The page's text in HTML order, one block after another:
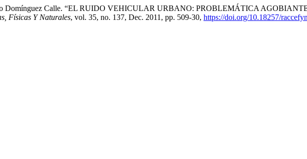
Domínguez Calle. “EL RUIDO VEHICULAR URBANO: PROBLEMÁTICA
Físicas Y Naturales, vol. 35, no. 137, Dec. 2011, pp. 509-30, https://doi.org/10.18257/